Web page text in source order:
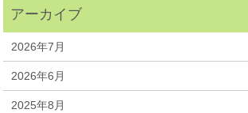
2026年7月
2026年6月
2025年8月